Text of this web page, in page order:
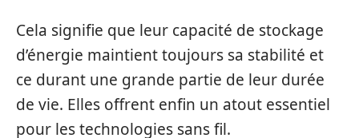
Cela signifie que leur capacité de stockage
d’énergie maintient toujours sa stabilité et
ce durant une grande partie de leur durée
de vie. Elles offrent enfin un atout essentiel
pour les technologies sans fil.